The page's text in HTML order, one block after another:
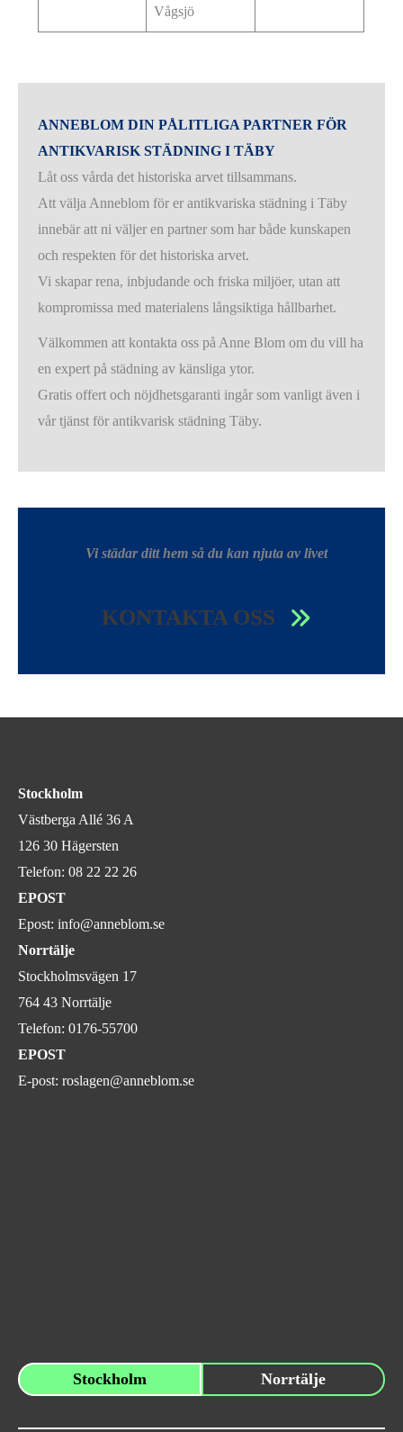
Vågsjö
ANNEBLOM DIN PÅLITLIGA PARTNER FÖR
ANTIKVARISK STÄDNING I TÄBY
Låt oss vårda det historiska arvet tillsammans.
Att välja Anneblom för er antikvariska städning i Täby
innebär att ni väljer en partner som har både kunskapen
och respekten för det historiska arvet.
Vi skapar rena, inbjudande och friska miljöer, utan att
kompromissa med materialens långsiktiga hållbarhet.
Välkommen att kontakta oss på Anne Blom om du vill ha
en expert på städning av känsliga ytor.
Gratis offert och nöjdhetsgaranti ingår som vanligt även i
vår tjänst för antikvarisk städning Täby.
Vi städar ditt hem så du kan njuta av livet
KONTAKTA OSS
Stockholm
Västberga Allé 36 A
126 30 Hägersten
Telefon: 08 22 22 26
EPOST
Epost: info@anneblom.se
Norrtälje
Stockholmsvägen 17
764 43 Norrtälje
Telefon: 0176-55700
EPOST
E-post: roslagen@anneblom.se
Stockholm Norrtälje